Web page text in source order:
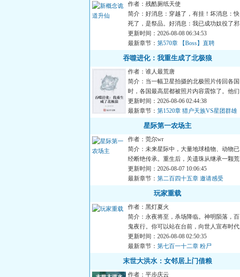
作者：残酷厕纸天使
简介：好消息：穿越了，有挂！坏消息：快
死了，是祭品。好消息：我已成功奴役了邪
神！…打开为入侵仙界而...
更新时间：2026-08-08 06:34:53
最新章节： 第570章 【Boss】直聘
吞噬进化：我重生成了北极狼
作者：谁人最荒唐
简介：当一幅卫星拍摄的北极照片传回各国
时，各国最高层都被照片内容震惊了。他们
看到了北极数以万计的狼...
更新时间：2026-08-06 02:44:38
最新章节： 第1520章 猎户天族VS星团群雄
（十五）
星际第一农场主
作者：莞尔wr
简介：未来星际中，大量地球植物、动物已
经断绝传承。重生后，关遗珠从继承一颗荒
废星球开始，让断绝的地...
更新时间：2026-08-07 10:06:45
最新章节： 第二百四十五章 邀请感受
玩家重载
作者：黑灯夏火
简介：永夜将至，杀场降临。神明陨落，百
鬼夜行。你可以站在台前，向世人宣布时代
浪潮的到来，也可以隐匿...
更新时间：2026-08-08 02:50:35
最新章节： 第七百一十二章 粉尸
末世大洪水：女邻居上门借粮
作者：平步庆云